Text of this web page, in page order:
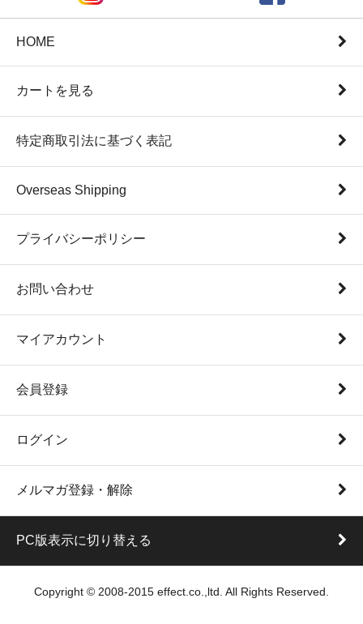
HOME
カートを見る
特定商取引法に基づく表記
Overseas Shipping
プライバシーポリシー
お問い合わせ
マイアカウント
会員登録
ログイン
メルマガ登録・解除
PC版表示に切り替える
Copyright © 2008-2015 effect.co.,ltd. All Rights Reserved.